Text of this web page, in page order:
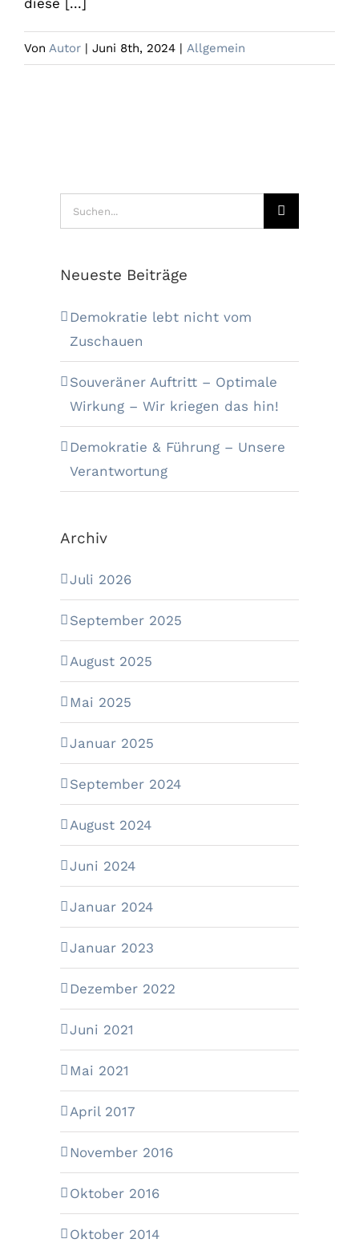
diese [...]
Von Autor | Juni 8th, 2024 | Allgemein
Suche
nach:
Neueste Beiträge
Demokratie lebt nicht vom
Zuschauen
Souveräner Auftritt – Optimale
Wirkung – Wir kriegen das hin!
Demokratie & Führung – Unsere
Verantwortung
Archiv
Juli 2026
September 2025
August 2025
Mai 2025
Januar 2025
September 2024
August 2024
Juni 2024
Januar 2024
Januar 2023
Dezember 2022
Juni 2021
Mai 2021
April 2017
November 2016
Oktober 2016
Oktober 2014